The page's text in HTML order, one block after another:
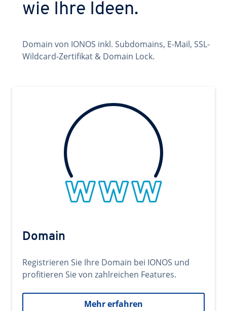
wie Ihre Ideen.
Domain von IONOS inkl. Subdomains, E-Mail, SSL-
Wildcard-Zertifikat & Domain Lock.
Domain
Registrieren Sie Ihre Domain bei IONOS und
profitieren Sie von zahlreichen Features.
Mehr erfahren